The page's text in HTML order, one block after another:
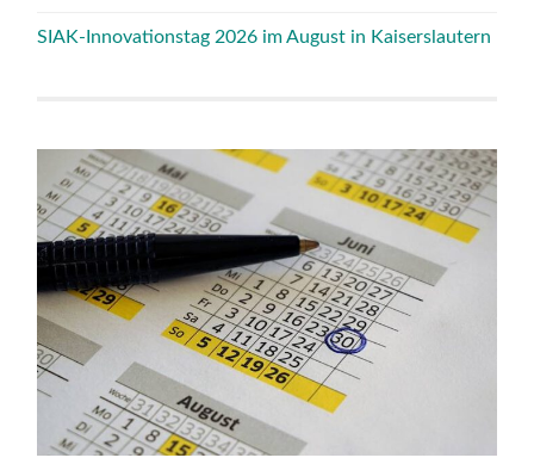
SIAK-Innovationstag 2026 im August in Kaiserslautern